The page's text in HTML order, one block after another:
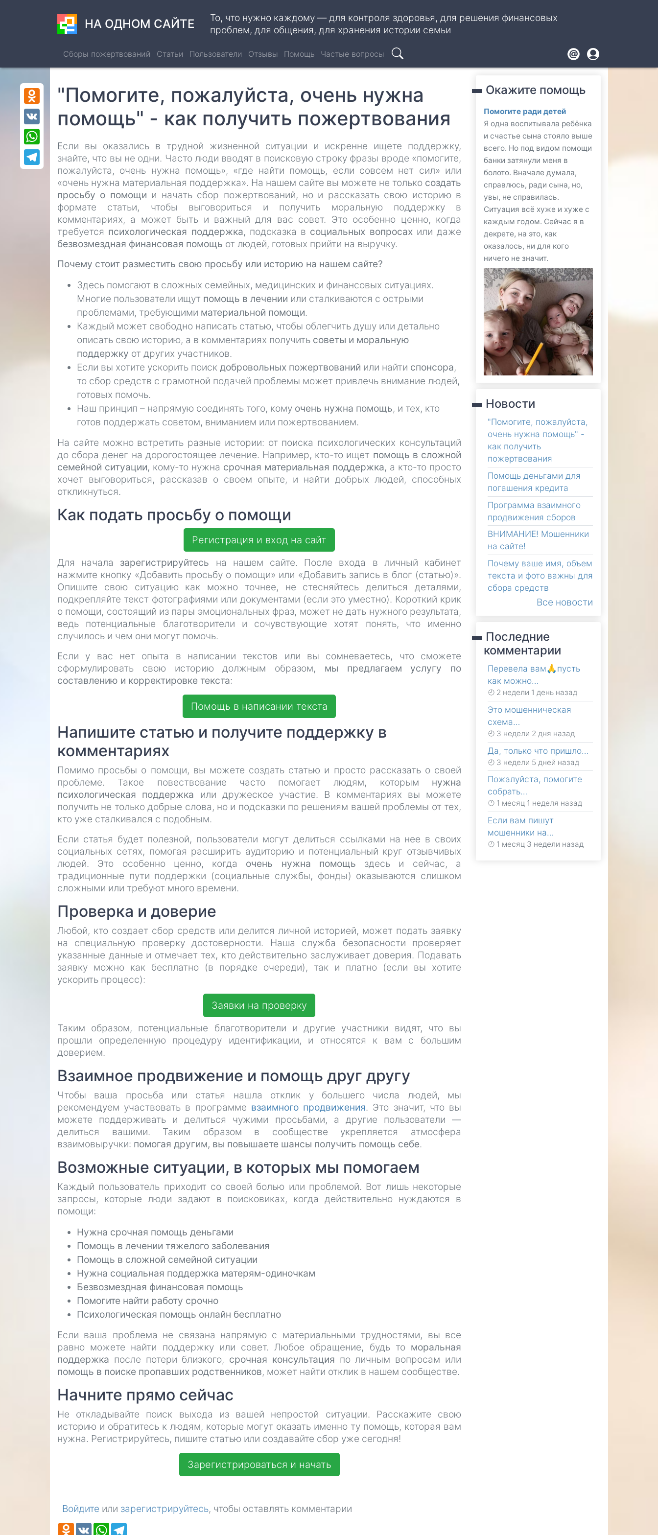
НА ОДНОМ САЙТЕ
То, что нужно каждому — для контроля здоровья, для решения финансовых
проблем, для общения, для хранения истории семьи
Сборы пожертвований Статьи Пользователи Отзывы Помощь Частые вопросы
Поиск Footer
User
account
menu
"Помогите, пожалуйста, очень нужна
помощь" - как получить пожертвования
Если вы оказались в трудной жизненной ситуации и искренне ищете поддержку,
знайте, что вы не одни. Часто люди вводят в поисковую строку фразы вроде «помогите,
пожалуйста, очень нужна помощь», «где найти помощь, если совсем нет сил» или
«очень нужна материальная поддержка». На нашем сайте вы можете не только создать
просьбу о помощи и начать сбор пожертвований, но и рассказать свою историю в
формате статьи, чтобы выговориться и получить моральную поддержку в
комментариях, а может быть и важный для вас совет. Это особенно ценно, когда
требуется психологическая поддержка, подсказка в социальных вопросахили даже
безвозмездная финансовая помощь от людей, готовых прийти на выручку.
Почему стоит разместить свою просьбу или историю на нашем сайте?
Здесь помогают в сложных семейных, медицинских и финансовых ситуациях.
Многие пользователи ищут помощь в лечении или сталкиваются с острыми
проблемами, требующими материальной помощи.
Каждый может свободно написать статью, чтобы облегчить душу или детально
описать свою историю, а в комментариях получить советы и моральную
поддержку от других участников.
Если вы хотите ускорить поиск добровольных пожертвований или найти спонсора,
то сбор средств с грамотной подачей проблемы может привлечь внимание людей,
готовых помочь.
Наш принцип – напрямую соединять того, кому очень нужна помощь, и тех, кто
готов поддержать советом, вниманием или пожертвованием.
На сайте можно встретить разные истории: от поиска психологических консультаций
до сбора денег на дорогостоящее лечение. Например, кто-то ищет помощь в сложной
семейной ситуации, кому-то нужна срочная материальная поддержка, а кто-то просто
хочет выговориться, рассказав о своем опыте, и найти добрых людей, способных
откликнуться.
Как подать просьбу о помощи
Регистрация и вход на сайт
Для начала зарегистрируйтесь на нашем сайте. После входа в личный кабинет
нажмите кнопку «Добавить просьбу о помощи» или «Добавить запись в блог (статью)».
Опишите свою ситуацию как можно точнее, не стесняйтесь делиться деталями,
подкрепляйте текст фотографиями или документами (если это уместно). Короткий крик
о помощи, состоящий из пары эмоциональных фраз, может не дать нужного результата,
ведь потенциальные благотворители и сочувствующие хотят понять, что именно
случилось и чем они могут помочь.
Если у вас нет опыта в написании текстов или вы сомневаетесь, что сможете
сформулировать свою историю должным образом, мы предлагаем услугу по
составлению и корректировке текста:
Помощь в написании текста
Напишите статью и получите поддержку в
комментариях
Помимо просьбы о помощи, вы можете создать статью и просто рассказать о своей
проблеме. Такое повествование часто помогает людям, которым нужна
психологическая поддержка или дружеское участие. В комментариях вы можете
получить не только добрые слова, но и подсказки по решениям вашей проблемы от тех,
кто уже сталкивался с подобным.
Если статья будет полезной, пользователи могут делиться ссылками на нее в своих
социальных сетях, помогая расширить аудиторию и потенциальный круг отзывчивых
людей. Это особенно ценно, когда очень нужна помощь здесь и сейчас, а
традиционные пути поддержки (социальные службы, фонды) оказываются слишком
сложными или требуют много времени.
Проверка и доверие
Любой, кто создает сбор средств или делится личной историей, может подать заявку
на специальную проверку достоверности. Наша служба безопасности проверяет
указанные данные и отмечает тех, кто действительно заслуживает доверия. Подавать
заявку можно как бесплатно (в порядке очереди), так и платно (если вы хотите
ускорить процесс):
Заявки на проверку
Таким образом, потенциальные благотворители и другие участники видят, что вы
прошли определенную процедуру идентификации, и относятся к вам с большим
доверием.
Взаимное продвижение и помощь друг другу
Чтобы ваша просьба или статья нашла отклик у большего числа людей, мы
рекомендуем участвовать в программе взаимного продвижения. Это значит, что вы
можете поддерживать и делиться чужими просьбами, а другие пользователи —
делиться вашими. Таким образом в сообществе укрепляется атмосфера
взаимовыручки: помогая другим, вы повышаете шансы получить помощь себе.
Возможные ситуации, в которых мы помогаем
Каждый пользователь приходит со своей болью или проблемой. Вот лишь некоторые
запросы, которые люди задают в поисковиках, когда действительно нуждаются в
помощи:
Нужна срочная помощь деньгами
Помощь в лечении тяжелого заболевания
Помощь в сложной семейной ситуации
Нужна социальная поддержка матерям-одиночкам
Безвозмездная финансовая помощь
Помогите найти работу срочно
Психологическая помощь онлайн бесплатно
Если ваша проблема не связана напрямую с материальными трудностями, вы все
равно можете найти поддержку или совет. Любое обращение, будь то моральная
поддержка после потери близкого, срочная консультация по личным вопросам или
помощь в поиске пропавших родственников, может найти отклик в нашем сообществе.
Начните прямо сейчас
Не откладывайте поиск выхода из вашей непростой ситуации. Расскажите свою
историю и обратитесь к людям, которые могут оказать именно ту помощь, которая вам
нужна. Регистрируйтесь, пишите статью или создавайте сбор уже сегодня!
Зарегистрироваться и начать
Войдите или зарегистрируйтесь, чтобы оставлять комментарии
Odnoklassniki
Telegram
Odnoklassniki
VK WhatsApp
Окажите помощь
Помогите ради детей
Я одна воспитывала ребёнка
и счастье сына стояло выше
всего. Но под видом помощи
банки затянули меня в
болото. Вначале думала,
справлюсь, ради сына, но,
увы, не справилась.
Ситуация всё хуже и хуже с
каждым годом. Сейчас я в
декрете, на это, как
оказалось, ни для кого
ничего не значит.
Новости
"Помогите, пожалуйста,
очень нужна помощь" -
как получить
пожертвования
Помощь деньгами для
погашения кредита
Программа взаимного
продвижения сборов
ВНИМАНИЕ! Мошенники
на сайте!
Почему ваше имя, объем
текста и фото важны для
сбора средств
Все новости
Последние
комментарии
Перевела вам🙏пусть
как можно…
2 недели 1 день назад
Это мошенническая
схема…
3 недели 2 дня назад
Да, только что пришло…
3 недели 5 дней назад
Пожалуйста, помогите
собрать…
1 месяц 1 неделя назад
Если вам пишут
мошенники на…
1 месяц 3 недели назад